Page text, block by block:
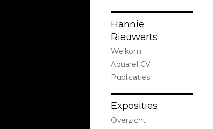
Hannie
Rieuwerts
Welkom
Aquarel CV
Publicaties
Exposities
Overzicht